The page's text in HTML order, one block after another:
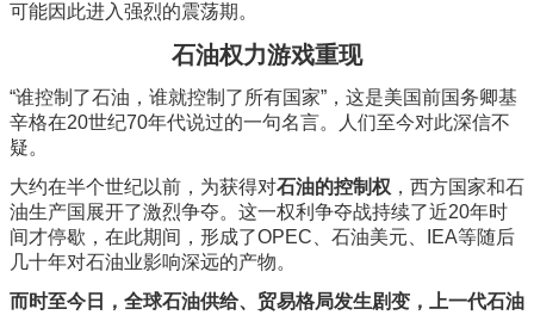
可能因此进入强烈的震荡期。
石油权力游戏重现
“谁控制了石油，谁就控制了所有国家”，这是美国前国务卿基
辛格在20世纪70年代说过的一句名言。人们至今对此深信不
疑。
大约在半个世纪以前，为获得对石油的控制权 ，西方国家和石
油生产国展开了激烈争夺。这一权利争夺战持续了近20年时
间才停歇，在此期间，形成了OPEC、石油美元、IEA等随后
几十年对石油业影响深远的产物。
而时至今日，全球石油供给、贸易格局发生剧变，上一代石油